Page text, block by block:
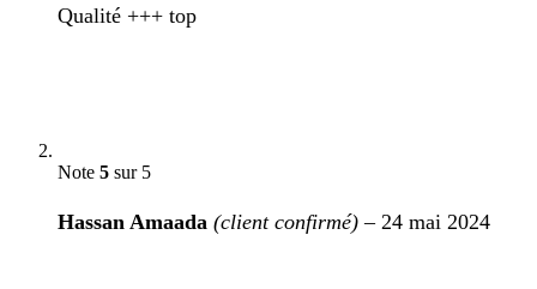
Qualité +++ top
Note 5 sur 5
Hassan Amaada (client confirmé) – 24 mai 2024